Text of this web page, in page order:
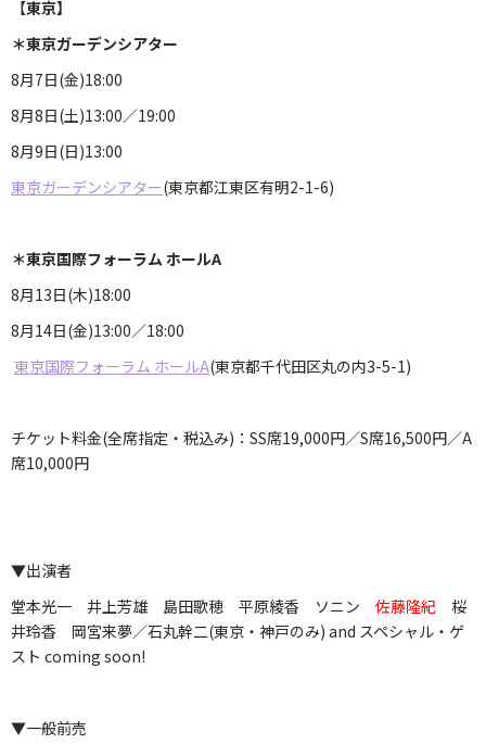
【東京】
＊東京ガーデンシアター
8月7日(金)18:00
8月8日(土)13:00／19:00
8月9日(日)13:00
東京ガーデンシアター(東京都江東区有明2-1-6)
＊東京国際フォーラム ホールA
8月13日(木)18:00
8月14日(金)13:00／18:00
東京国際フォーラム ホールA(東京都千代田区丸の内3-5-1)
チケット料金(全席指定・税込み)：SS席19,000円／S席16,500円／A
席10,000円
▼出演者
堂本光一 井上芳雄 島田歌穂 平原綾香 ソニン 佐藤隆紀 桜
井玲香 岡宮来夢／石丸幹二(東京・神戸のみ) and スペシャル・ゲ
スト coming soon!
▼一般前売